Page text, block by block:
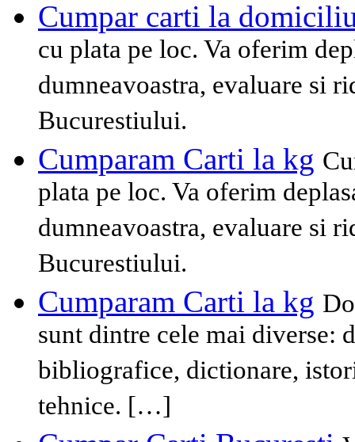
Cumpar carti la
cu plata pe loc. Va oferim
dumneavoastra, evaluare si
Bucurestiului.
Cumparam Carti la kg
plata pe loc. Va oferim
dumneavoastra, evaluare si
Bucurestiului.
Cumparam Carti la kg
sunt dintre cele mai diverse:
bibliografice, dictionare,
tehnice. […]